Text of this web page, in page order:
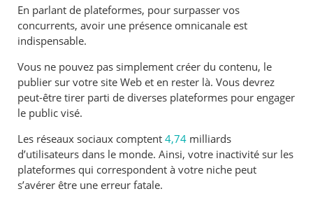
En parlant de plateformes, pour surpasser vos
concurrents, avoir une présence omnicanale est
indispensable.
Vous ne pouvez pas simplement créer du contenu, le
publier sur votre site Web et en rester là. Vous devrez
peut-être tirer parti de diverses plateformes pour engager
le public visé.
Les réseaux sociaux comptent4,74 milliards
d’utilisateurs dans le monde. Ainsi, votre inactivité sur les
plateformes qui correspondent à votre niche peut
s’avérer être une erreur fatale.